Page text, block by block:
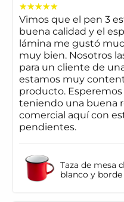
Vimos que el pen 3
buena calidad y el
lámina me gustó
muy bien. Nosotros
para un cliente de
estamos muy
producto.
teniendo una buena
comercial aquí con
pendientes.
Taza de mesa
blanco y